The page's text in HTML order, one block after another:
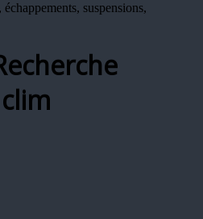
suspensions,